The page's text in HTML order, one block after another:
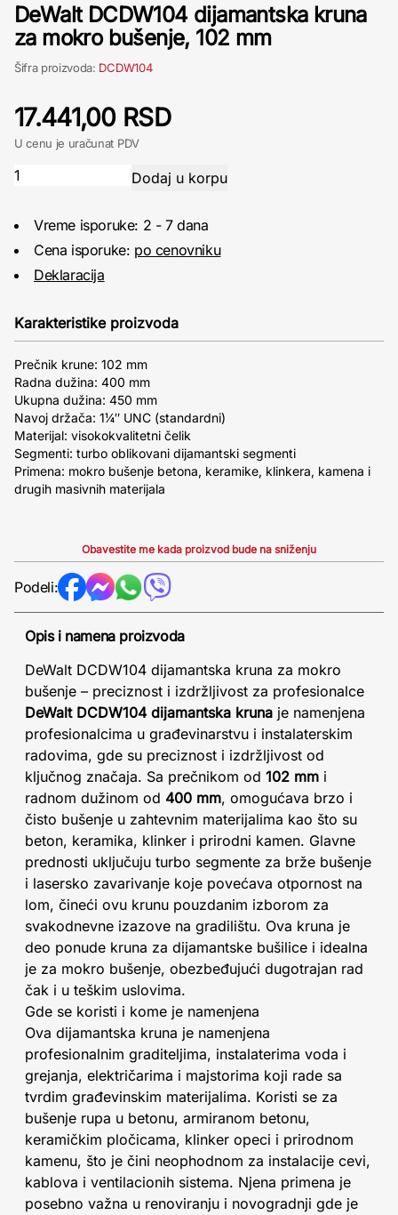
DeWalt DCDW104 dijamantska kruna
za mokro bušenje, 102 mm
Šifra proizvoda: DCDW104
17.441,00 RSD
U cenu je uračunat PDV
Vreme isporuke: 2 - 7 dana
Cena isporuke: po cenovniku
Deklaracija
Karakteristike proizvoda
Prečnik krune: 102 mm
Radna dužina: 400 mm
Ukupna dužina: 450 mm
Navoj držača: 1¼″ UNC (standardni)
Materijal: visokokvalitetni čelik
Segmenti: turbo oblikovani dijamantski segmenti
Primena: mokro bušenje betona, keramike, klinkera, kamena i
drugih masivnih materijala
Obavestite me kada proizvod bude na sniženju
Podeli:
Opis i namena proizvoda
DeWalt DCDW104 dijamantska kruna za mokro
bušenje – preciznost i izdržljivost za profesionalce
DeWalt DCDW104 dijamantska kruna je namenjena
profesionalcima u građevinarstvu i instalaterskim
radovima, gde su preciznost i izdržljivost od
ključnog značaja. Sa prečnikom od 102 mm i
radnom dužinom od 400 mm, omogućava brzo i
čisto bušenje u zahtevnim materijalima kao što su
beton, keramika, klinker i prirodni kamen. Glavne
prednosti uključuju turbo segmente za brže bušenje
i lasersko zavarivanje koje povećava otpornost na
lom, čineći ovu krunu pouzdanim izborom za
svakodnevne izazove na gradilištu. Ova kruna je
deo ponude kruna za dijamantske bušilice i idealna
je za mokro bušenje, obezbeđujući dugotrajan rad
čak i u teškim uslovima.
Gde se koristi i kome je namenjena
Ova dijamantska kruna je namenjena
profesionalnim graditeljima, instalaterima voda i
grejanja, električarima i majstorima koji rade sa
tvrdim građevinskim materijalima. Koristi se za
bušenje rupa u betonu, armiranom betonu,
keramičkim pločicama, klinker opeci i prirodnom
kamenu, što je čini neophodnom za instalacije cevi,
kablova i ventilacionih sistema. Njena primena je
posebno važna u renoviranju i novogradnji gde je